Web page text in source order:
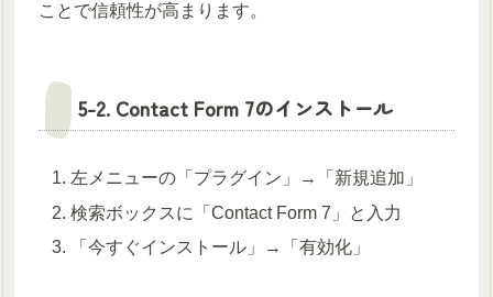
ことで信頼性が高まります。
5-2. Contact Form 7のインストール
左メニューの「プラグイン」→「新規追加」
検索ボックスに「Contact Form 7」と入力
「今すぐインストール」→「有効化」